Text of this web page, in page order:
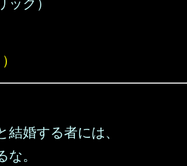
ック）
）
結婚する者には、
な。